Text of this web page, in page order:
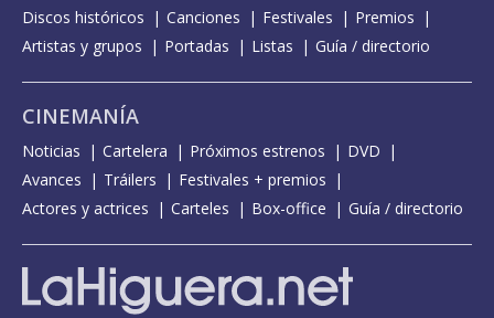
Discos históricos
Canciones Festivales
Premios
Artistas y grupos
Portadas Listas Guía / directorio
CINEMANÍA
Noticias Cartelera Próximos estrenos
DVD
Avances
Tráilers
Festivales + premios
Actores y actrices
Carteles Box-office Guía / directorio